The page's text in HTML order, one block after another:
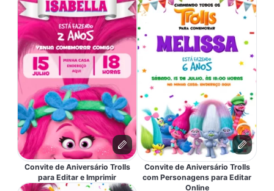
Convite de Aniversário Trolls
para Editar e Imprimir
Convite de Aniversário Trolls
com Personagens para Editar
Online